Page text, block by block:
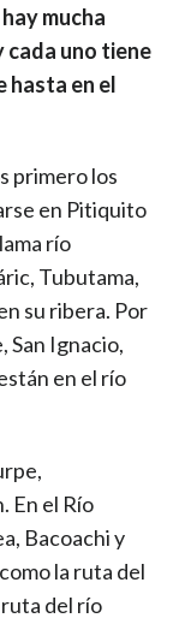
mucha
cada uno tiene
hasta en el
primero los
en Pitiquito
río
Tubutama,
su ribera. Por
San Ignacio,
en el río
En el Río
Bacoachi y
la ruta del
del río